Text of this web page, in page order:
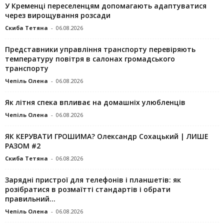
У Кременці переселенцям допомагають адаптуватися
через вирощування розсади
Скиба Тетяна - 06.08.2026
Представники управління транспорту перевіряють
температуру повітря в салонах громадського
транспорту
Чепіль Олена - 06.08.2026
Як літня спека впливає на домашніх улюбленців
Чепіль Олена - 06.08.2026
ЯК КЕРУВАТИ ГРОШИМА? Олександр Сохацький | ЛИШЕ
РАЗОМ #2
Скиба Тетяна - 06.08.2026
Зарядні пристрої для телефонів і планшетів: як
розібратися в розмаїтті стандартів і обрати
правильний...
Чепіль Олена - 06.08.2026